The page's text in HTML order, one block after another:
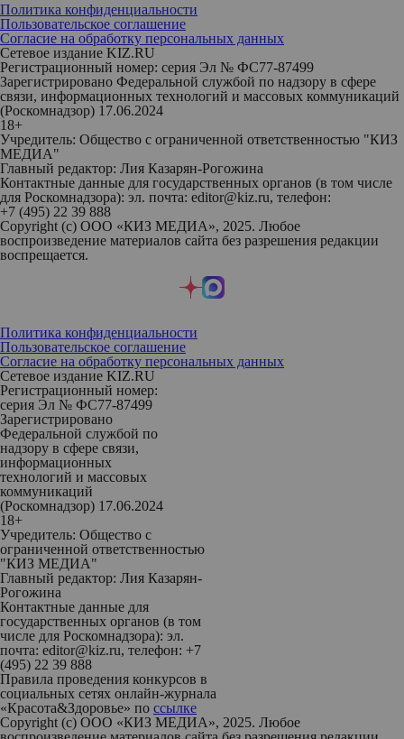
Политика конфиденциальности
Пользовательское соглашение
Согласие на обработку персональных данных
Сетевое издание KIZ.RU
Регистрационный номер: серия Эл № ФС77-87499
Зарегистрировано Федеральной службой по надзору в сфере
связи, информационных технологий и массовых коммуникаций
(Роскомнадзор) 17.06.2024
18+
Учредитель: Общество с ограниченной ответственностью "КИЗ
МЕДИА"
Главный редактор: Лия Казарян-Рогожина
Контактные данные для государственных органов (в том числе
для Роскомнадзора): эл. почта: editor@kiz.ru, телефон:
+7 (495) 22 39 888
Copyright (с) ООО «КИЗ МЕДИА», 2025. Любое
воспроизведение материалов сайта без разрешения редакции
воспрещается.
Политика конфиденциальности
Пользовательское соглашение
Согласие на обработку персональных данных
Сетевое издание KIZ.RU
Регистрационный номер:
серия Эл № ФС77-87499
Зарегистрировано
Федеральной службой по
надзору в сфере связи,
информационных
технологий и массовых
коммуникаций
(Роскомнадзор) 17.06.2024
18+
Учредитель: Общество с
ограниченной ответственностью
"КИЗ МЕДИА"
Главный редактор: Лия Казарян-
Рогожина
Контактные данные для
государственных органов (в том
числе для Роскомнадзора): эл.
почта: editor@kiz.ru, телефон: +7
(495) 22 39 888
Правила проведения конкурсов в
социальных сетях онлайн-журнала
«Красота&Здоровье» по ссылке
Copyright (с) ООО «КИЗ МЕДИА», 2025. Любое